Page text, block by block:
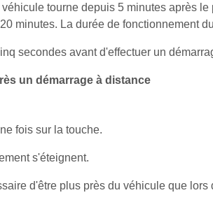
tourne depuis 5 minutes après
minutes. La durée de fonctionnement
secondes avant d'effectuer un
un démarrage à distance
fois sur la touche.
s'éteignent.
d'être plus près du véhicule que